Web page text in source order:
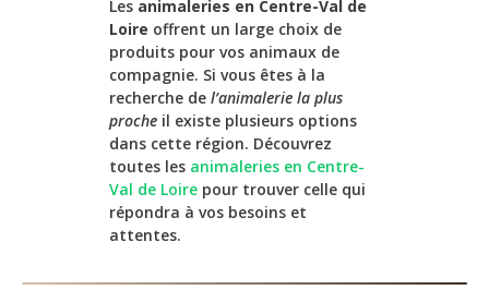
Les animaleries en Centre-Val de
Loire offrent un large choix de
produits pour vos animaux de
compagnie. Si vous êtes à la
recherche de l’animalerie la plus
proche il existe plusieurs options
dans cette région. Découvrez
toutes les animaleries en Centre-
Val de Loire pour trouver celle qui
répondra à vos besoins et
attentes.